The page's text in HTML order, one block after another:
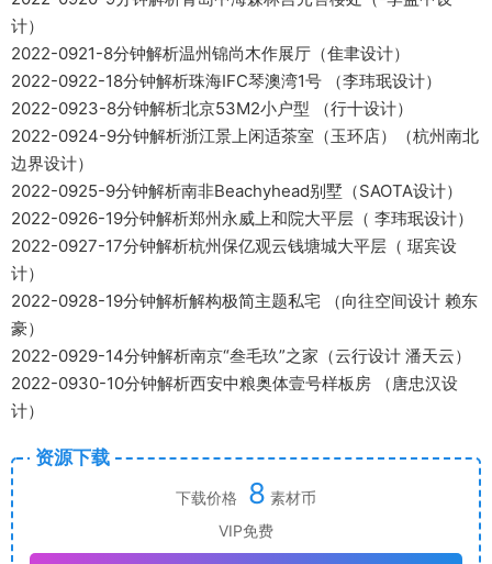
计）
2022-0921-8分钟解析温州锦尚木作展厅（隹聿设计）
2022-0922-18分钟解析珠海IFC琴澳湾1号 （李玮珉设计）
2022-0923-8分钟解析北京53M2小户型 （行十设计）
2022-0924-9分钟解析浙江景上闲适茶室（玉环店）（杭州南北
边界设计）
2022-0925-9分钟解析南非Beachyhead别墅（SAOTA设计）
2022-0926-19分钟解析郑州永威上和院大平层（ 李玮珉设计）
2022-0927-17分钟解析杭州保亿观云钱塘城大平层（ 琚宾设
计）
2022-0928-19分钟解析解构极简主题私宅 （向往空间设计 赖东
豪）
2022-0929-14分钟解析南京“叁毛玖”之家（云行设计 潘天云）
2022-0930-10分钟解析西安中粮奥体壹号样板房 （唐忠汉设
计）
资源下载
下载价格 8 素材币
VIP免费